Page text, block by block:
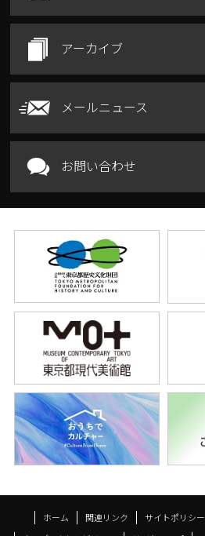
アーカイブ
メールニュース
お問い合わせ
ホーム 関連リンク サイトポリシー